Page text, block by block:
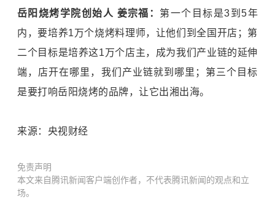
岳阳烧烤学院创始人 姜宗福： 第一个目标是3到5年
内，要培养1万个烧烤料理师，让他们到全国开店；第
二个目标是培养这1万个店主，成为我们产业链的延伸
端，店开在哪里，我们产业链就到哪里；第三个目标
是要打响岳阳烧烤的品牌，让它出湘出海。
来源：央视财经
免责声明
本文来自腾讯新闻客户端创作者，不代表腾讯新闻的观点和立
场。